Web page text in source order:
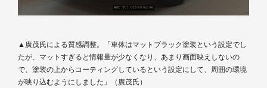
▲廣茂氏による質感調整。「車体はマットブラック塗装という設定でし
たが、マットすぎると情報量が少なくなり、あまり画面映えしないの
で、塗装の上からコーティングしているという設定にして、周囲の環境
が映り込むようにしました」（廣茂氏）